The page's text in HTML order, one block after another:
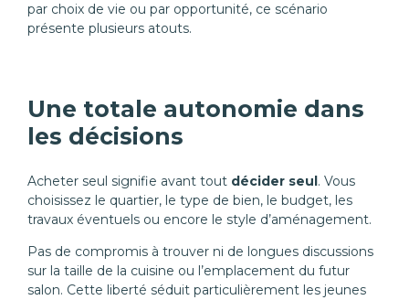
par choix de vie ou par opportunité, ce scénario
présente plusieurs atouts.
Une totale autonomie dans
les décisions
Acheter seul signifie avant tout décider seul. Vous
choisissez le quartier, le type de bien, le budget, les
travaux éventuels ou encore le style d’aménagement.
Pas de compromis à trouver ni de longues discussions
sur la taille de la cuisine ou l’emplacement du futur
salon. Cette liberté séduit particulièrement les jeunes